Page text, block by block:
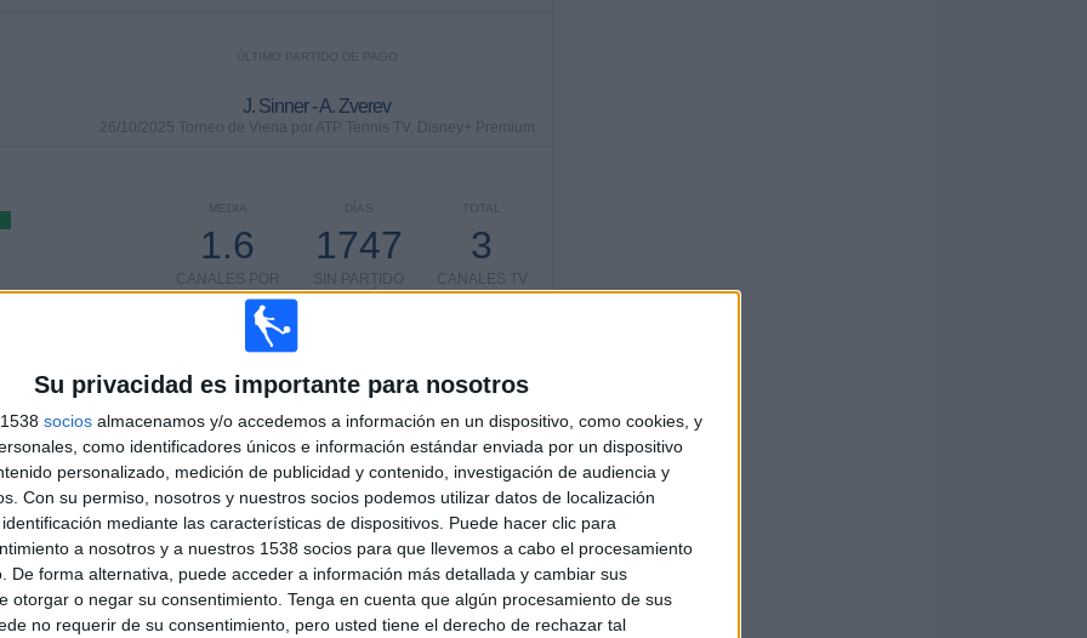
Su privacidad es importante para nosotros
socios almacenamos y/o accedemos a información en un dispositivo, como cookies, y
como identificadores únicos e información estándar enviada por un dispositivo
personalizado, medición de publicidad y contenido, investigación de audiencia y
Con su permiso, nosotros y nuestros socios podemos utilizar datos de localización
mediante las características de dispositivos. Puede hacer clic para
a nosotros y a nuestros 1538 socios para que llevemos a cabo el procesamiento
De forma alternativa, puede acceder a información más detallada y cambiar sus
otorgar o negar su consentimiento. Tenga en cuenta que algún procesamiento de sus
no requerir de su consentimiento, pero usted tiene el derecho de rechazar tal
ÚLTIMO PARTIDO DE PAGO
J. Sinner - A. Zverev
26/10/2025 Torneo de Viena por ATP Tennis TV, Disney+ Premium
TOTAL
3
CANALES TV
DÍAS
1747
SIN PARTIDO
GRATUÍTO
MEDIA
1.6
CANALES POR
PARTIDO
100%
3
CANALES
71
Total equipos
Ranking equipos por nº de partidos en abierto
Ver ranking completo